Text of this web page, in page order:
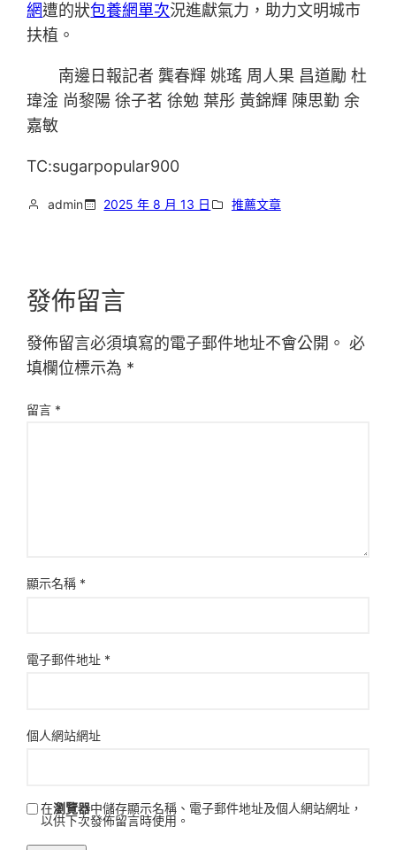
網遭的狀包養網單次況進獻氣力，助力文明城市
扶植。
南邊日報記者 龔春輝 姚瑤 周人果 昌道勵 杜
瑋淦 尚黎陽 徐子茗 徐勉 葉彤 黃錦輝 陳思勤 余
嘉敏
TC:sugarpopular900
admin 2025 年 8 月 13 日 推薦文章
發佈留言
發佈留言必須填寫的電子郵件地址不會公開。 必
填欄位標示為 *
留言 *
顯示名稱 *
電子郵件地址 *
個人網站網址
在瀏覽器中儲存顯示名稱、電子郵件地址及個人網站網址，
以供下次發佈留言時使用。